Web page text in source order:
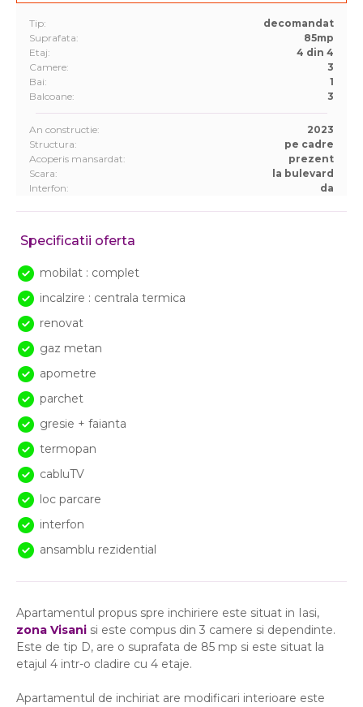
Tip:
decomandat
Suprafata:
85mp
Etaj:
4 din 4
Camere:
3
Bai:
1
Balcoane:
3
An constructie:
2023
Structura:
pe cadre
Acoperis mansardat:
prezent
Scara:
la bulevard
Interfon:
da
Specificatii oferta
mobilat : complet
incalzire : centrala termica
renovat
gaz metan
apometre
parchet
gresie + faianta
termopan
cabluTV
loc parcare
interfon
ansamblu rezidential
Apartamentul propus spre inchiriere este situat in Iasi,
zona Visani si este compus din 3 camere si dependinte.
Este de tip D, are o suprafata de 85 mp si este situat la
etajul 4 intr-o cladire cu 4 etaje.
Apartamentul de inchiriat are modificari interioare este